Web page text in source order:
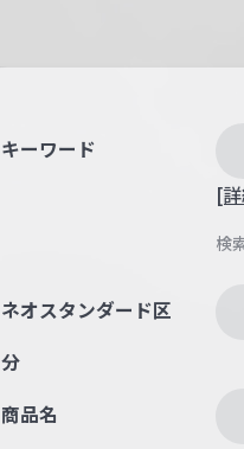
キーワード
[
検
ネオスタンダード区
分
商品名